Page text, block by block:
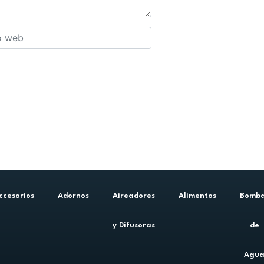
Adornos Aireadores
y Difusoras
Alimentos
de